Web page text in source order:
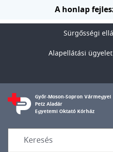
Ugrás a tartalomraA honlap
Sürgősségi
Alapellátási ügyelet
Győr-Moson-Sopron Vármegyei
Petz Aladár
Egyetemi Oktató Kórház